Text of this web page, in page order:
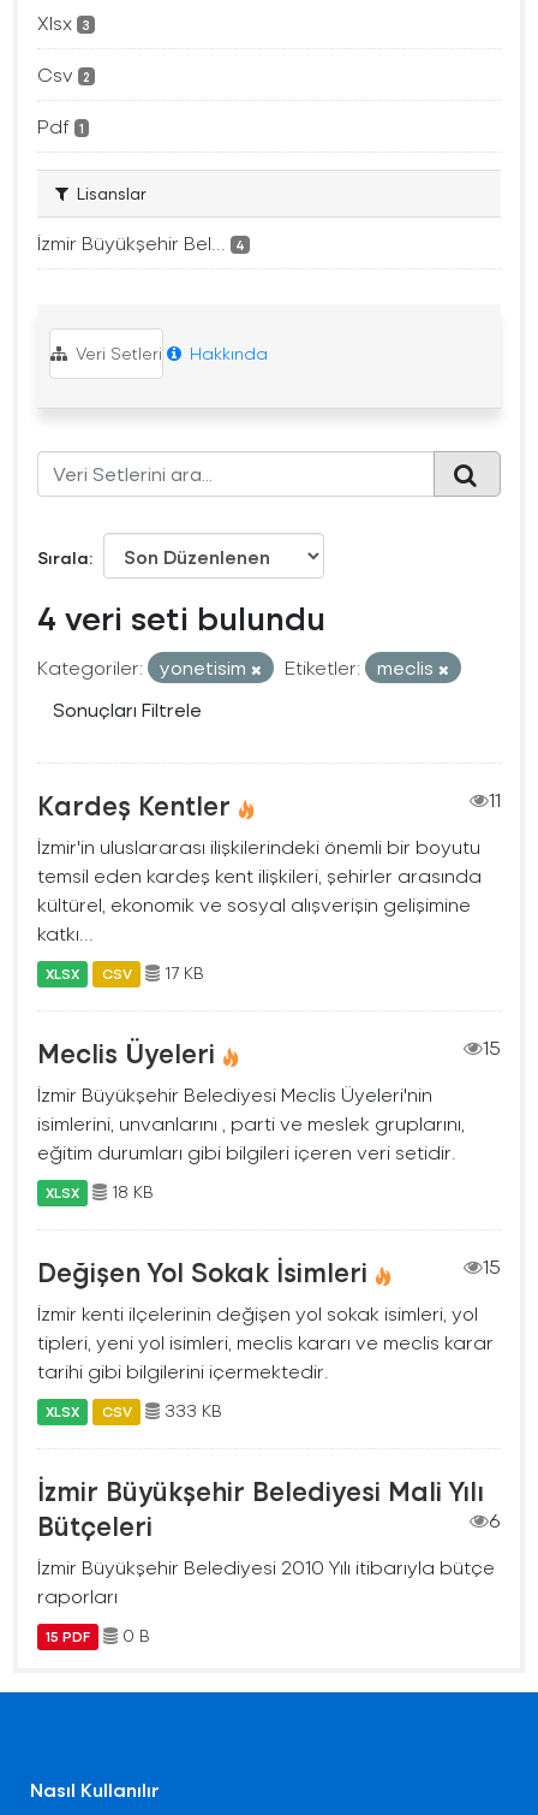
Xlsx 3
Csv 2
Pdf 1
Lisanslar
İzmir Büyükşehir Bel... 4
Veri Setleri Hakkında
Sırala
4 veri seti bulundu
Kategoriler: yonetisim Etiketler:
meclis
Sonuçları Filtrele
Kardeş Kentler
11
İzmir'in uluslararası ilişkilerindeki önemli bir boyutu
temsil eden kardeş kent ilişkileri, şehirler arasında
kültürel, ekonomik ve sosyal alışverişin gelişimine
katkı...
XLSX CSV 17 KB
Meclis Üyeleri
15
İzmir Büyükşehir Belediyesi Meclis Üyeleri'nin
isimlerini, unvanlarını , parti ve meslek gruplarını,
eğitim durumları gibi bilgileri içeren veri setidir.
XLSX 18 KB
Değişen Yol Sokak İsimleri
15
İzmir kenti ilçelerinin değişen yol sokak isimleri, yol
tipleri, yeni yol isimleri, meclis kararı ve meclis karar
tarihi gibi bilgilerini içermektedir.
XLSX CSV 333 KB
İzmir Büyükşehir Belediyesi Mali Yılı
Bütçeleri
6
İzmir Büyükşehir Belediyesi 2010 Yılı itibarıyla bütçe
raporları
15 PDF 0 B
Nasıl Kullanılır